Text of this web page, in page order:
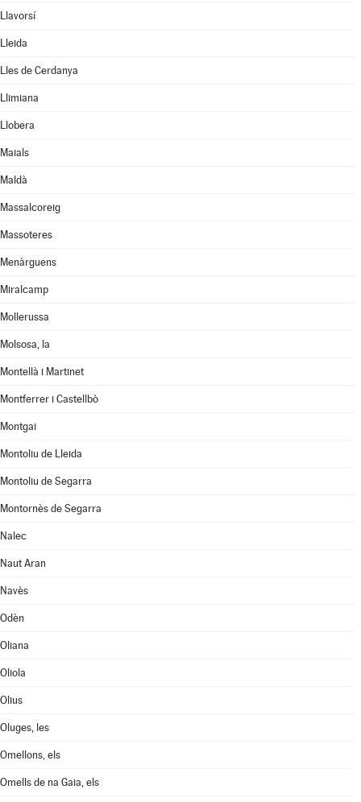
Llavorsí
Lleida
Lles de Cerdanya
Llimiana
Llobera
Maials
Maldà
Massalcoreig
Massoteres
Menàrguens
Miralcamp
Mollerussa
Molsosa, la
Montellà i Martinet
Montferrer i Castellbò
Montgai
Montoliu de Lleida
Montoliu de Segarra
Montornès de Segarra
Nalec
Naut Aran
Navès
Odèn
Oliana
Oliola
Olius
Oluges, les
Omellons, els
Omells de na Gaia, els